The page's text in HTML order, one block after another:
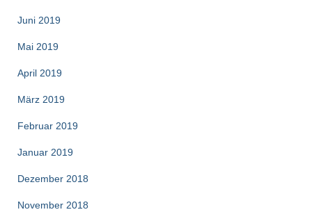
Juni 2019
Mai 2019
April 2019
März 2019
Februar 2019
Januar 2019
Dezember 2018
November 2018